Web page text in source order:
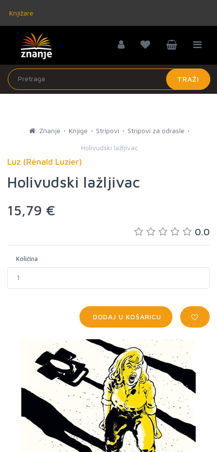
Knjižare
TRAŽI
Znanje Knjige Stripovi Stripovi za odrasle
Holivudski lažljivac
Luz (Rénald Luzier)
Holivudski lažljivac
15,79 €
0.0
Količina
DODAJ U KOŠARICU